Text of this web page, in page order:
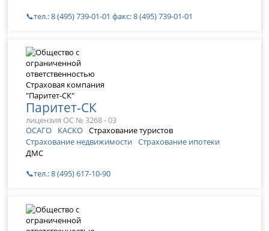
📞тел.: 8 (495) 739-01-01 факс: 8 (495) 739-01-01
Паритет-СК
лицензия ОС № 3268 - 03
ОСАГО
КАСКО Страхование туристов
Страхование недвижимости Страхование ипотеки
ДМС
📞тел.: 8 (495) 617-10-90